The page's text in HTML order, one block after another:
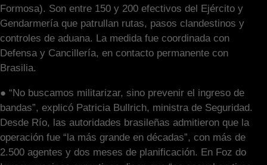
Formosa). Son entre 150 y 200 efectivos del Ejército y
Gendarmería que patrullan rutas, pasos clandestinos y
controles de aduana. La medida fue coordinada con
Defensa y Cancillería, en contacto permanente con
Brasilia.
● “No buscamos militarizar, sino prevenir el ingreso de
bandas”, explicó Patricia Bullrich, ministra de Seguridad.
Desde Río, las autoridades brasileñas admitieron que la
operación fue “la más grande en décadas”, con más de
2.500 agentes y dos meses de planificación. En Foz do